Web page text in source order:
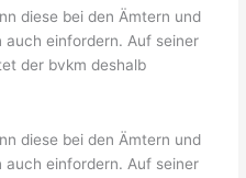
diese bei den Ämtern und
auch einfordern. Auf seiner
der bvkm deshalb
diese bei den Ämtern und
auch einfordern. Auf seiner